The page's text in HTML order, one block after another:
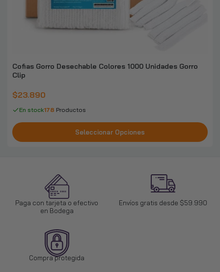
Cofias Gorro Desechable Colores 1000 Unidades Gorro
Clip
$23.890
En stock178 Productos
Seleccionar Opciones
Paga con tarjeta o efectivo
en Bodega
Envíos gratis desde $59.990
Compra protegida